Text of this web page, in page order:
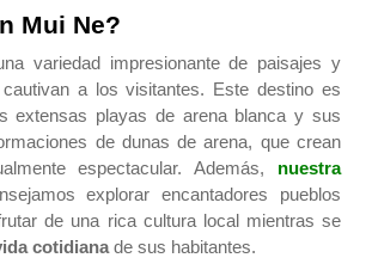
Mui Ne?
variedad impresionante de paisajes y
a los visitantes. Este destino es
extensas playas de arena blanca y sus
de dunas de arena, que crean
espectacular. Además, nuestra
explorar encantadores pueblos
de una rica cultura local mientras se
cotidiana de sus habitantes.